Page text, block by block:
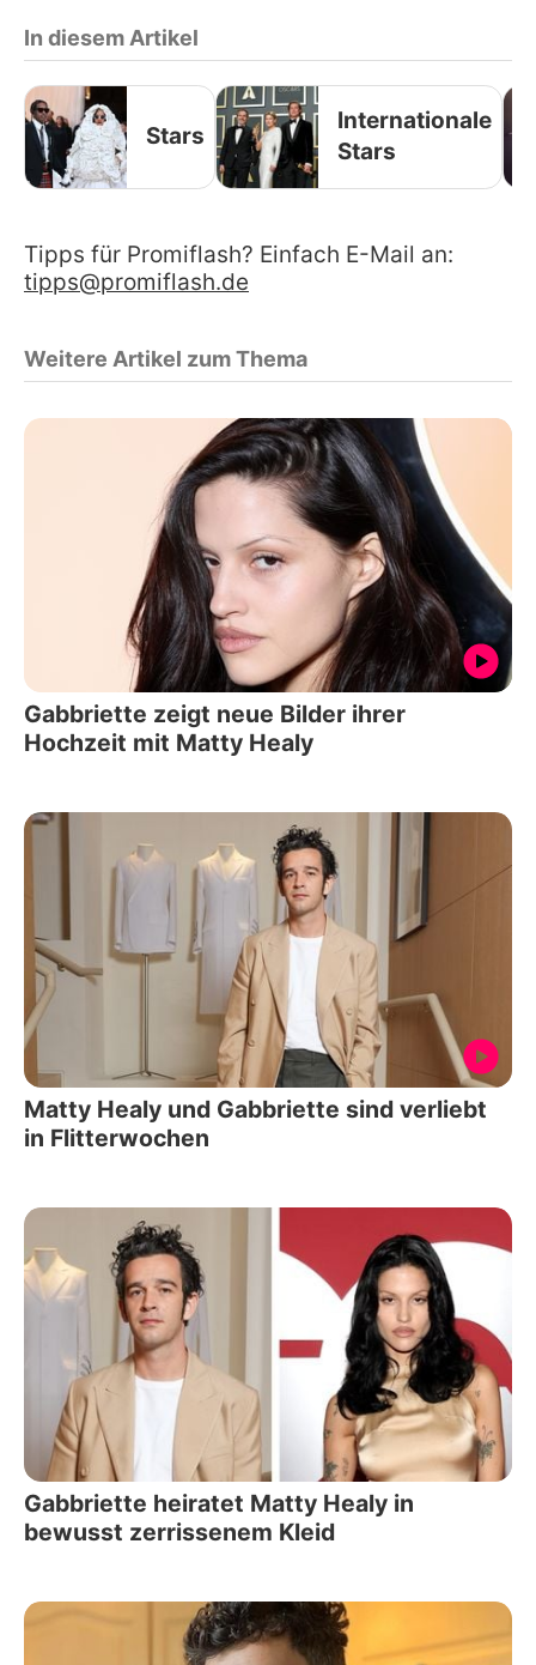
In diesem Artikel
Stars
Internationale
Stars
Tipps für Promiflash? Einfach E-Mail an:
tipps@promiflash.de
Weitere Artikel zum Thema
Gabbriette zeigt neue Bilder ihrer
Hochzeit mit Matty Healy
Matty Healy und Gabbriette sind verliebt
in Flitterwochen
Gabbriette heiratet Matty Healy in
bewusst zerrissenem Kleid